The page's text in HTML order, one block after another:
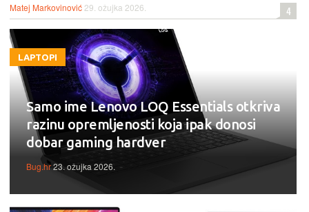
Matej Markovinović 29. ožujka 2026. 4
LAPTOPI
Samo ime Lenovo LOQ Essentials otkriva
razinu opremljenosti koja ipak donosi
dobar gaming hardver
Bug.hr23. ožujka 2026.